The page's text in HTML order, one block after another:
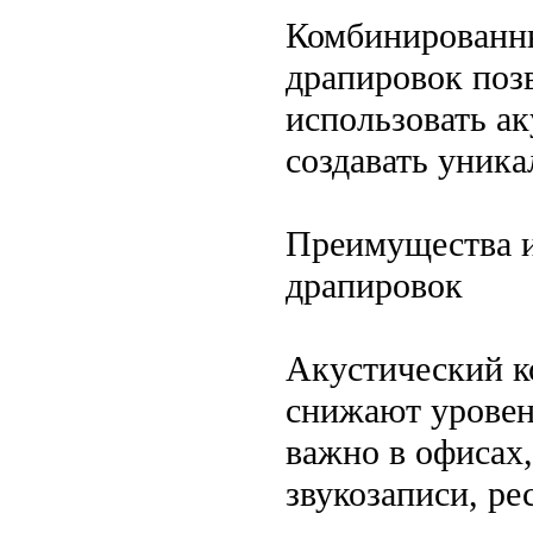
драпировок
использовать
создавать
Преимущества
драпировок
Акустический
снижают
важно в
звукозаписи,